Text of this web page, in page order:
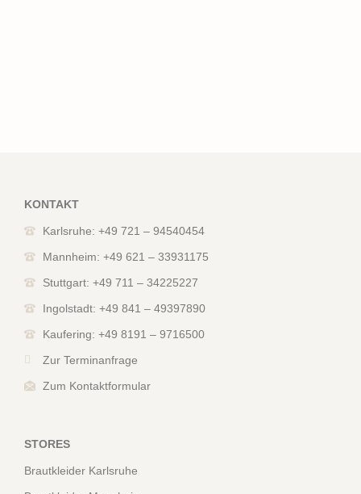
KONTAKT
Karlsruhe: +49 721 – 94540454
Mannheim: +49 621 – 33931175
Stuttgart: +49 711 – 34225227
Ingolstadt: +49 841 – 49397890
Kaufering: +49 8191 – 9716500
Zur Terminanfrage
Zum Kontaktformular
STORES
Brautkleider Karlsruhe